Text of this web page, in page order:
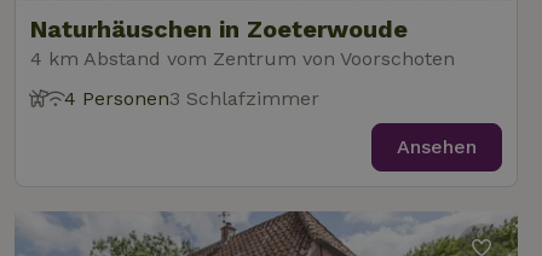
Naturhäuschen in Zoeterwoude
4 km Abstand vom Zentrum von Voorschoten
4 Personen3 Schlafzimmer
Ansehen